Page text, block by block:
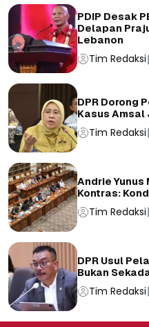
PDIP Desak
Delapan
Lebanon
Tim Redaksi
DPR Dorong
Kasus Amsal
Tim Redaksi
Andrie Yunus
Kontras:
Tim Redaksi
DPR Usul
Bukan
Tim Redaksi